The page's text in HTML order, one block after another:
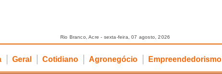
Rio Branco, Acre - sexta-feira, 07 agosto, 2026
Geral Cotidiano Agronegócio Empreendedorismo